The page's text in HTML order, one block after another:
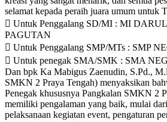
selamat kepada peraih juara umum untuk
 Untuk Penggalang SD/MI : MI
PAGUTAN
 Untuk Penggalang SMP/MTs : SMP
 Untuk penegak SMA/SMK : SMA
Dan bpk Ka Mabigus Zaenudin, S.Pd.,
SMKN 2 Praya Tengah) menyaksikan
Penegak khususnya Pangkalan SMKN 2
memiliki pengalaman yang baik, mulai
pelaksanaan kegiatan event, pengaturan